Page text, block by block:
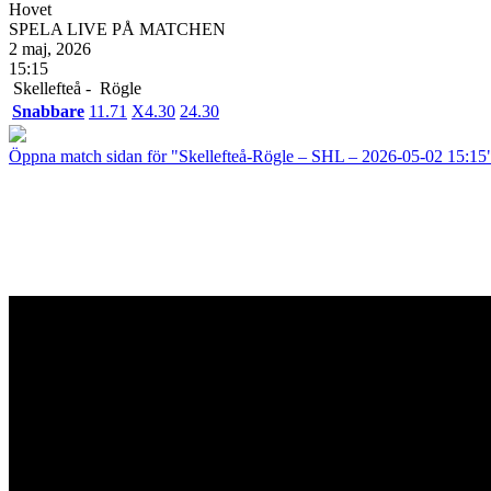
Hovet
SPELA LIVE PÅ MATCHEN
2 maj, 2026
15:15
Skellefteå - Rögle
Snabbare 11.71 X4.30 24.30
Öppna match sidan för "Skellefteå-Rögle – SHL – 2026-05-02